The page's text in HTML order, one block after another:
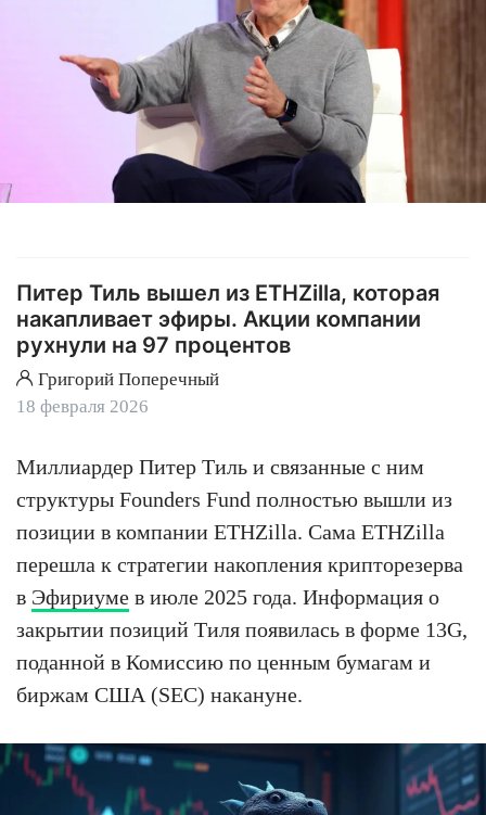
Питер Тиль вышел из ETHZilla, которая
накапливает эфиры. Акции компании
рухнули на 97 процентов
Григорий Поперечный
18 февраля 2026
Миллиардер Питер Тиль и связанные с ним
структуры Founders Fund полностью вышли из
позиции в компании ETHZilla. Сама ETHZilla
перешла к стратегии накопления крипторезерва
в Эфириуме в июле 2025 года. Информация о
закрытии позиций Тиля появилась в форме 13G,
поданной в Комиссию по ценным бумагам и
биржам США (SEC) накануне.